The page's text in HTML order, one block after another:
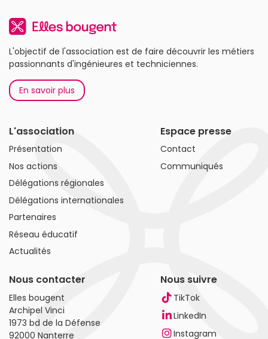
L'objectif de l'association est de faire découvrir les métiers
passionnants d'ingénieures et techniciennes.
En savoir plus
L'association
Présentation
Nos actions
Délégations régionales
Délégations internationales
Partenaires
Réseau éducatif
Actualités
Espace presse
Contact
Communiqués
Nous contacter
Elles bougent
Archipel Vinci
1973 bd de la Défense
92000 Nanterre
Nous suivre
TikTok
LinkedIn
Instagram